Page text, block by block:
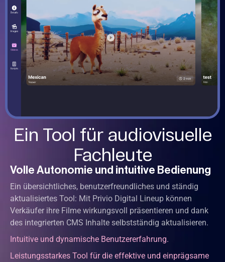
Ein Tool für audiovisuelle
Fachleute
Volle Autonomie und intuitive Bedienung
Ein übersichtliches, benutzerfreundliches und ständig
aktualisiertes Tool: Mit Privio Digital Lineup können
Verkäufer ihre Filme wirkungsvoll präsentieren und dank
des integrierten CMS Inhalte selbstständig aktualisieren.
Intuitive und dynamische Benutzererfahrung.
Leistungsstarkes Tool für die effektive und einprägsame